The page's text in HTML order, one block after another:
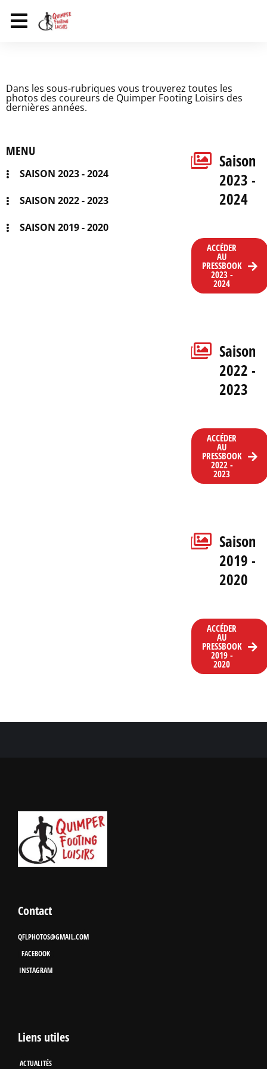
Dans les sous-rubriques vous trouverez toutes les
photos des coureurs de Quimper Footing Loisirs des
dernières années.
MENU
SAISON 2023 - 2024
SAISON 2022 - 2023
SAISON 2019 - 2020
Saison
2023 -
2024
ACCÉDER
AU
PRESSBOOK
2023 -
2024
Saison
2022 -
2023
ACCÉDER
AU
PRESSBOOK
2022 -
2023
Saison
2019 -
2020
ACCÉDER
AU
PRESSBOOK
2019 -
2020
Contact
QFLPHOTOS@GMAIL.COM
FACEBOOK
INSTAGRAM
Liens utiles
ACTUALITÉS